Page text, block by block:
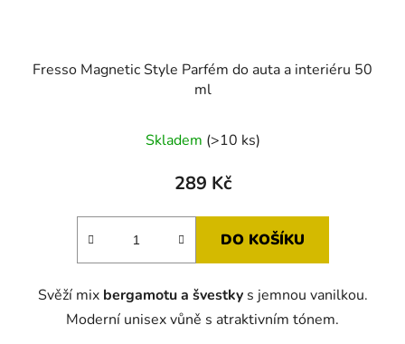
Fresso Magnetic Style Parfém do auta a interiéru 50
ml
Skladem (>10 ks)
289 Kč
DO KOŠÍKU
Svěží mix bergamotu a švestkys jemnou vanilkou.
Moderní unisex vůně s atraktivním tónem.